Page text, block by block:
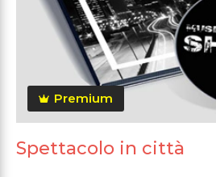
Premium
Spettacolo in città